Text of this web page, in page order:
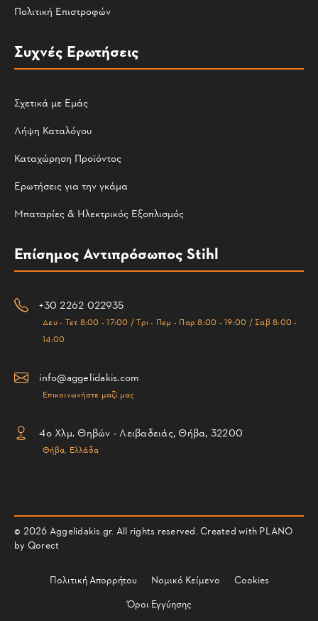
Πολιτική Επιστροφών
Συχνές Ερωτήσεις
Σχετικά με Εμάς
Λήψη Καταλόγου
Καταχώρηση Προϊόντος
Ερωτήσεις για την γκάμα
Μπαταρίες & Ηλεκτρικός Εξοπλισμός
Επίσημος Αντιπρόσωπος Stihl
+30 2262 022935
Δευ - Τετ 8:00 - 17:00 / Τρι - Πεμ - Παρ 8:00 - 19:00 / Σαβ 8:00 -
14:00
info@aggelidakis.com
Επικοινωνήστε μαζί μας
4ο Χλμ. Θηβών - Λειβαδειάς, Θήβα, 32200
Θήβα, Ελλάδα
© 2026 Aggelidakis.gr. All rights reserved. Created with PLANO
by Qorect
Πολιτική Απορρήτου Νομικό Κείμενο
Cookies
Όροι Εγγύησης